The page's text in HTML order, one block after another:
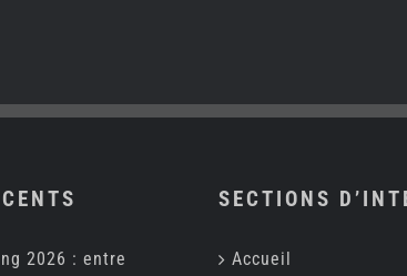
2026 : entre
SECTIONS
Accueil